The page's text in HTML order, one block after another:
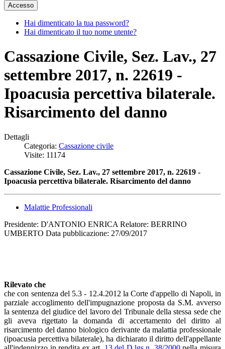
Accesso
Hai dimenticato la tua password?
Hai dimenticato il tuo nome utente?
Cassazione Civile, Sez. Lav., 27
settembre 2017, n. 22619 -
Ipoacusia percettiva bilaterale.
Risarcimento del danno
Dettagli
Categoria: Cassazione civile
Visite: 11174
Cassazione Civile, Sez. Lav., 27 settembre 2017, n. 22619 -
Ipoacusia percettiva bilaterale. Risarcimento del danno
Malattie Professionali
Presidente: D'ANTONIO ENRICA Relatore: BERRINO
UMBERTO Data pubblicazione: 27/09/2017
Rilevato che
che con sentenza del 5.3 - 12.4.2012 la Corte d'appello di Napoli, in
parziale accoglimento dell'impugnazione proposta da S.M. avverso
la sentenza del giudice del lavoro del Tribunale della stessa sede che
gli aveva rigettato la domanda di accertamento del diritto al
risarcimento del danno biologico derivante da malattia professionale
(ipoacusia percettiva bilaterale), ha dichiarato il diritto dell'appellante